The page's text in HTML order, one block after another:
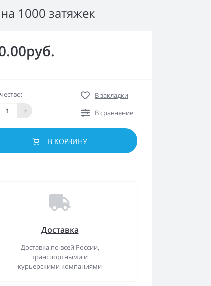
1000 затяжек
+
В закладки
В сравнение
В КОРЗИНУ
Доставка
Доставка по всей России,
транспортными и
курьерскими компаниями